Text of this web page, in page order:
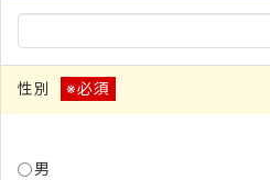
性別 ※必須
男